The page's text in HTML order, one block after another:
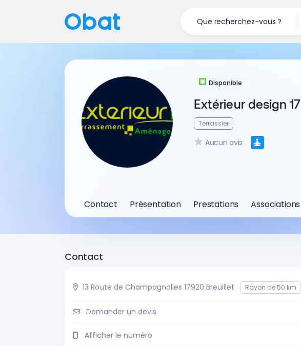
Que recherchez-vous ?
Disponible
Extérieur design 17
Terrassier
Aucun avis
Contact Présentation Prestations Associations
Contact
13 Route de Champagnolles 17920 Breuillet Rayon de 50 km
Demander un devis
Afficher le numéro